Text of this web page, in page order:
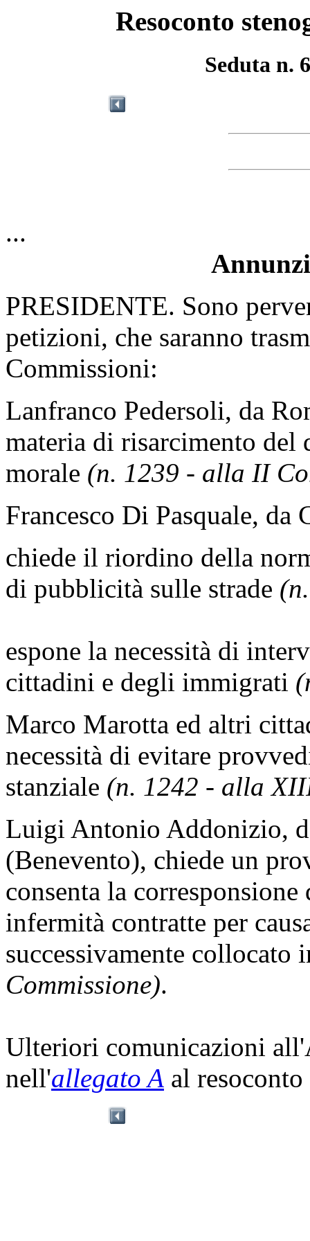
Resoconto
Seduta n.
...
PRESIDENTE. Sono
petizioni, che saranno
Commissioni:
Lanfranco Pedersoli, da
materia di risarcimento del
morale (n. 1239 - alla II
Francesco Di Pasquale, da
chiede il riordino della
di pubblicità sulle strade
espone la necessità di
cittadini e degli immigrati
Marco Marotta ed altri
necessità di evitare
stanziale (n. 1242 - alla
Luigi Antonio Addonizio,
(Benevento), chiede un
consenta la
infermità contratte per
successivamente collocato
Commissione).
Ulteriori comunicazioni
nell'allegato A al